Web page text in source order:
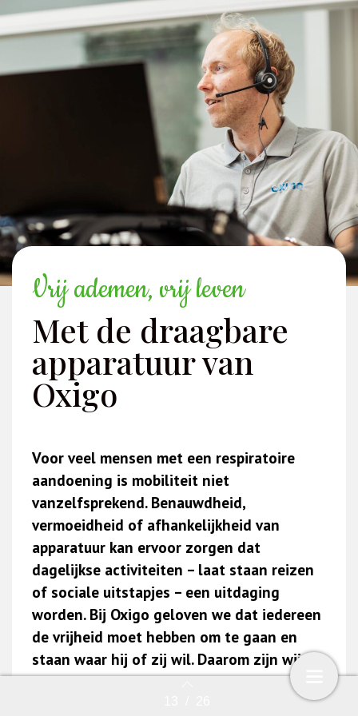
Vrij ademen, vrij leven
Met de draagbare
apparatuur van
Oxigo
Voor veel mensen met een respiratoire
aandoening is mobiliteit niet
vanzelfsprekend. Benauwdheid,
vermoeidheid of afhankelijkheid van
apparatuur kan ervoor zorgen dat
dagelijkse activiteiten – laat staan reizen
of sociale uitstapjes – een uitdaging
worden. Bij Oxigo geloven we dat iedereen
de vrijheid moet hebben om te gaan en
staan waar hij of zij wil. Daarom zijn wij
gespecialiseerd in innovatieve respiratoire